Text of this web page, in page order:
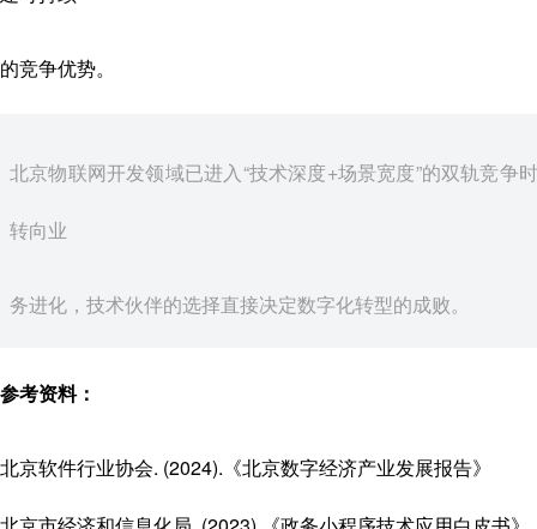
的竞争优势。
北京物联网开发领域已进入“技术深度+场景宽度”的双轨竞争
转向业
务进化，技术伙伴的选择直接决定数字化转型的成败。
参考资料：
北京软件行业协会. (2024).《北京数字经济产业发展报告》